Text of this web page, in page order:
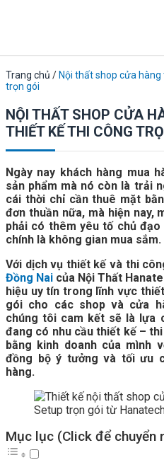
Trang chủ / Nội thất shop cửa
trọn gói
NỘI THẤT SHOP CỬA
THIẾT KẾ THI CÔNG
Ngày nay khách hàng mua
sản phẩm mà nó còn là trải
cái thời chỉ cần thuê mặt
đơn thuần nữa, mà hiện nay,
phải có thêm yêu tố chủ
chính là không gian mua sắm.
Với dịch vụ thiết kế và thi
Đồng Nai của Nội Thất
hiệu uy tín trong lĩnh vực
gói cho các shop và cửa
chúng tôi cam kết sẽ là lựa
đang có nhu cầu thiết kế –
bằng kinh doanh của mình
đồng bộ ý tưởng và tối ưu
hàng.
Mục lục (Click để chuyển